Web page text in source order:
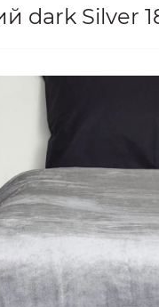
dark Silver